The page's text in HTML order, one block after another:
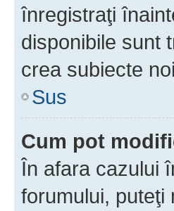
înregistraţi
disponibile sunt
crea subiecte
Sus
Cum pot
În afara cazului
forumului, puteţi